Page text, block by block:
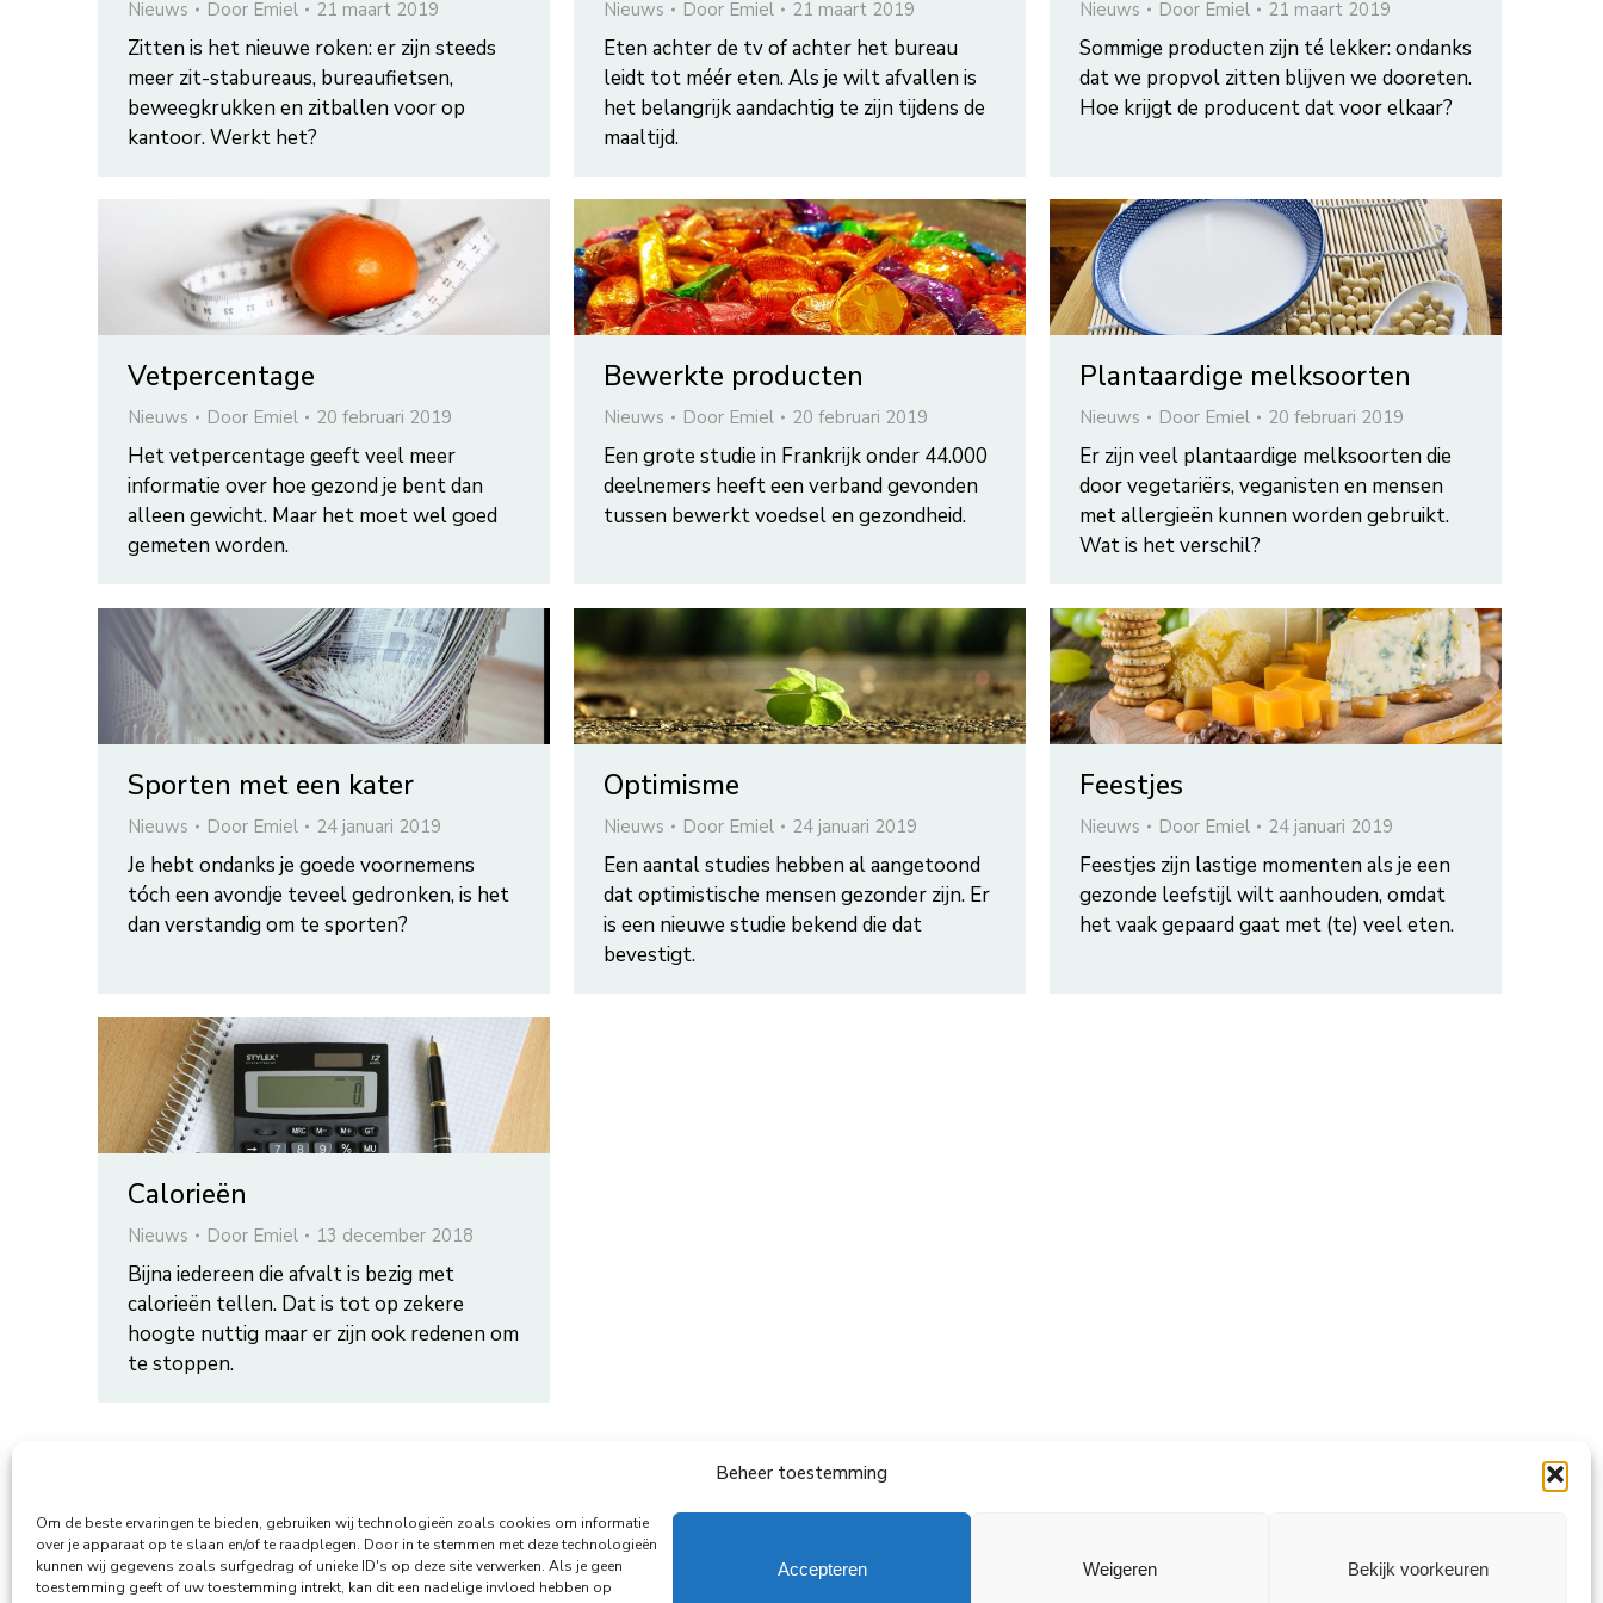
Beheer toestemming
Om de beste ervaringen te bieden, gebruiken wij technologieën zoals cookies om informatie
over je apparaat op te slaan en/of te raadplegen. Door in te stemmen met deze technologieën
kunnen wij gegevens zoals surfgedrag of unieke ID's op deze site verwerken. Als je geen
toestemming geeft of uw toestemming intrekt, kan dit een nadelige invloed hebben op
Accepteren Weigeren Bekijk voorkeuren
Nieuws Door Emiel 21 maart 2019
Zitten is het nieuwe roken: er zijn steeds
meer zit-stabureaus, bureaufietsen,
beweegkrukken en zitballen voor op
kantoor. Werkt het?
Nieuws Door Emiel 21 maart 2019
Eten achter de tv of achter het bureau
leidt tot méér eten. Als je wilt afvallen is
het belangrijk aandachtig te zijn tijdens de
maaltijd.
Nieuws Door Emiel 21 maart 2019
Sommige producten zijn té lekker: ondanks
dat we propvol zitten blijven we dooreten.
Hoe krijgt de producent dat voor elkaar?
Vetpercentage
Nieuws Door Emiel 20 februari 2019
Het vetpercentage geeft veel meer
informatie over hoe gezond je bent dan
alleen gewicht. Maar het moet wel goed
gemeten worden.
Bewerkte producten
Nieuws Door Emiel 20 februari 2019
Een grote studie in Frankrijk onder 44.000
deelnemers heeft een verband gevonden
tussen bewerkt voedsel en gezondheid.
Plantaardige melksoorten
Nieuws Door Emiel 20 februari 2019
Er zijn veel plantaardige melksoorten die
door vegetariërs, veganisten en mensen
met allergieën kunnen worden gebruikt.
Wat is het verschil?
Sporten met een kater
Nieuws Door Emiel 24 januari 2019
Je hebt ondanks je goede voornemens
tóch een avondje teveel gedronken, is het
dan verstandig om te sporten?
Optimisme
Nieuws Door Emiel 24 januari 2019
Een aantal studies hebben al aangetoond
dat optimistische mensen gezonder zijn. Er
is een nieuwe studie bekend die dat
bevestigt.
Feestjes
Nieuws Door Emiel 24 januari 2019
Feestjes zijn lastige momenten als je een
gezonde leefstijl wilt aanhouden, omdat
het vaak gepaard gaat met (te) veel eten.
Calorieën
Nieuws Door Emiel 13 december 2018
Bijna iedereen die afvalt is bezig met
calorieën tellen. Dat is tot op zekere
hoogte nuttig maar er zijn ook redenen om
te stoppen.
22 23 24